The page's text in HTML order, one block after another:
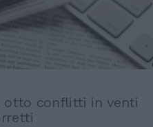
otto conflitti in venti